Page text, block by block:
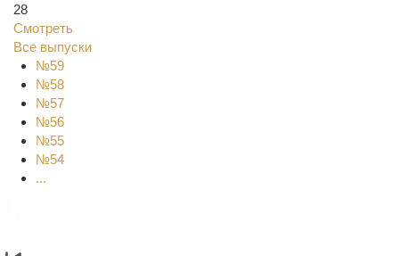
28
Смотреть
Все выпуски
№59
№58
№57
№56
№55
№54
...